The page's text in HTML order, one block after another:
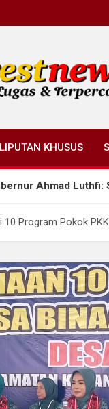
LIPUTAN KHUSUS
Serukan
10 Program Pokok